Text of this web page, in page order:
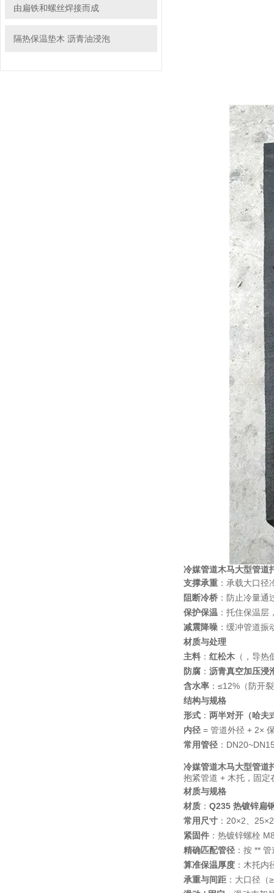
由扁铁和螺丝焊接而成
隔热保温垫木 沥青油浸泡
冷媒管道木马大型管道
支撑承重 ：承载大口
阻断冷桥 ：防止冷量
保护保温 ：托住保温层
减震降噪 ：缓冲管道振
材质与处理
主料 ： 红松木 （，导
防腐 ： 沥青真空加压浸
含水率 ：≤12%（防开
结构与规格
形式 ： 两半对开（哈夫
内径 = 管道外径 + 2×
常用管径 ：
冷媒管道木马大型管道
抱紧管道 + 木托，固定
材质与规格
材质 ： Q235 热镀锌扁
常用尺寸 ：20×2、
紧固件 ：热镀锌螺栓
精确匹配管径 ：按 **
算准保温厚度 ：木托内
承重与间距 ：大口径